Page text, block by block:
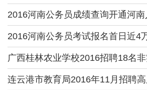
2016河南公务员成绩查询开通河南
2016河南公务员考试报名首日近4
广西桂林农业学校2016招聘18名
连云港市教育局2016年11月招聘